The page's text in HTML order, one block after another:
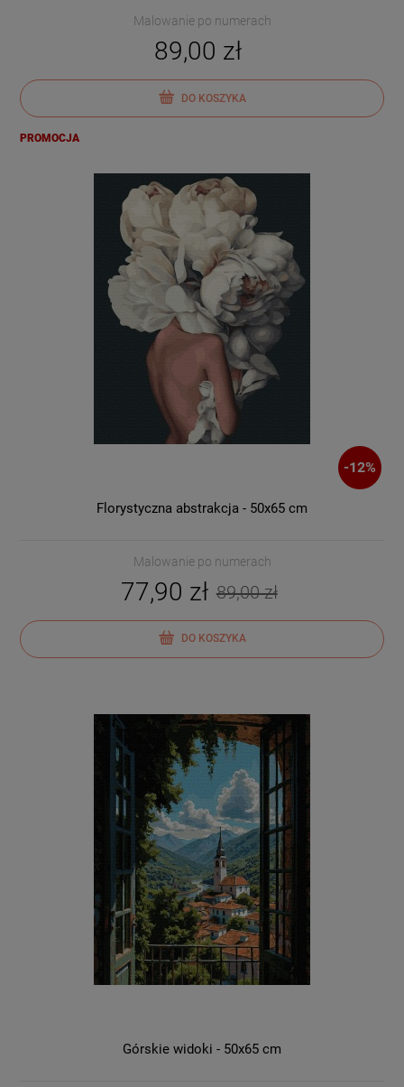
Malowanie po numerach
89,00 zł
DO KOSZYKA
-12%
Florystyczna abstrakcja - 50x65 cm
Malowanie po numerach
77,90 zł 89,00 zł
DO KOSZYKA
PROMOCJA
Górskie widoki - 50x65 cm